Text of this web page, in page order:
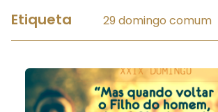
Etiqueta 29 domingo comum